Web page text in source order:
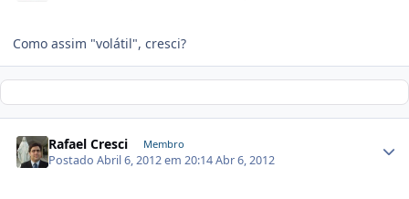
Como assim "volátil", cresci?
Rafael Cresci Membro
PostadoAbril 6, 2012 em 20:14Abr 6, 2012